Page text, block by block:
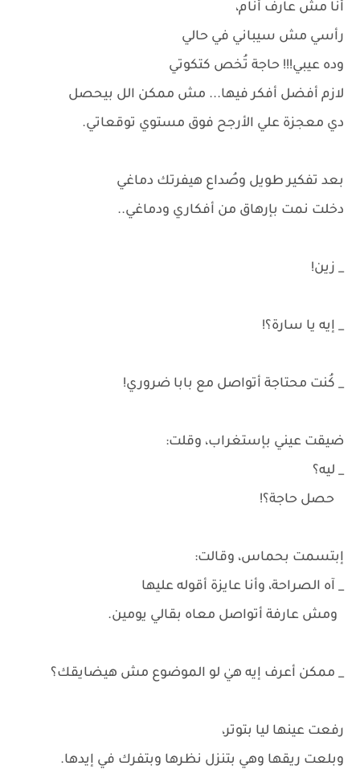
أنا مش عارف أنام،
رأسي مش سيباني في حالي
وده عيبي!!! حاجة تُخص كتكوتي
لازم أفضل أفكر فيها... مش ممكن الل بيحصل
دي معجزة علي الأرجح فوق مستوي توقعاتي.
بعد تفكير طويل وصُداع هيفرتك دماغي
دخلت نمت بإرهاق من أفكاري ودماغي..
_ زين!
_ إيه يا سارة؟!
_ كُنت محتاجة أتواصل مع بابا ضروري!
ضيقت عيني بإستغراب، وقلت:
_ ليه؟
حصل حاجة؟!
إبتسمت بحماس، وقالت:
_ آه الصراحة، وأنا عايزة أقوله عليها
ومش عارفة أتواصل معاه بقالي يومين.
_ ممكن أعرف إيه هيٰ لو الموضوع مش هيضايقك؟
رفعت عينها ليا بتوتر،
وبلعت ريقها وهي بتنزل نظرها وبتفرك في إيدها.